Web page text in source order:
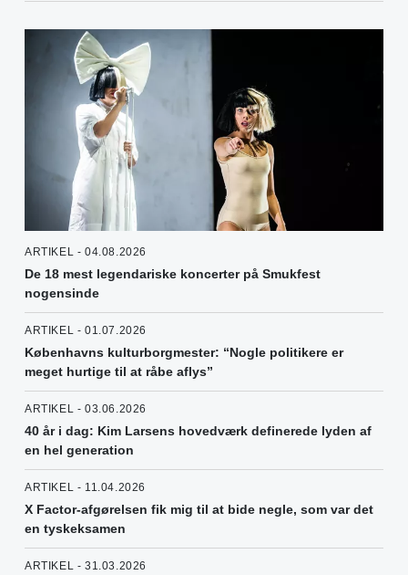
ARTIKEL - 04.08.2026
De 18 mest legendariske koncerter på Smukfest
nogensinde
ARTIKEL - 01.07.2026
Københavns kulturborgmester: “Nogle politikere er
meget hurtige til at råbe aflys”
ARTIKEL - 03.06.2026
40 år i dag: Kim Larsens hovedværk definerede lyden af
en hel generation
ARTIKEL - 11.04.2026
X Factor-afgørelsen fik mig til at bide negle, som var det
en tyskeksamen
ARTIKEL - 31.03.2026